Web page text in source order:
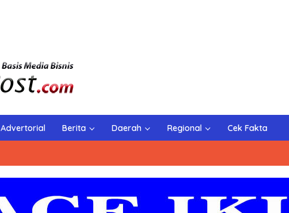
Advertorial Berita Daerah Regional Cek Fakta